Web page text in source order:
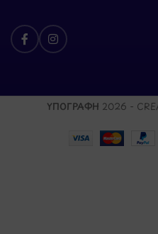
ΥΠΟΓΡΑΦΗ 2026 -